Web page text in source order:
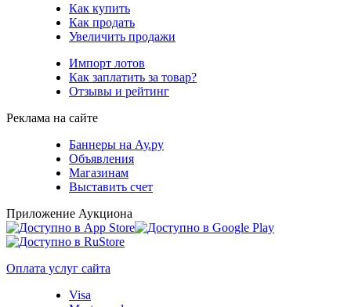
Как купить
Как продать
Увеличить продажи
Импорт лотов
Как заплатить за товар?
Отзывы и рейтинг
Реклама на сайте
Баннеры на Ау.ру
Объявления
Магазинам
Выставить счет
Приложение Аукциона
Оплата услуг сайта
Visa